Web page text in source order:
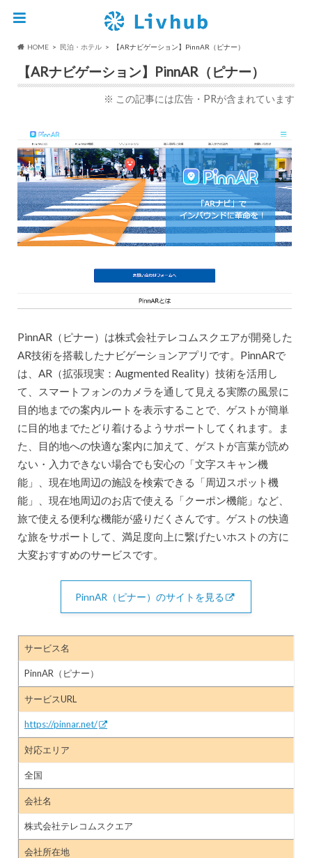
HOME 民泊・ホテル 【ARナビゲーション】PinnAR（ピナー）
【ARナビゲーション】PinnAR（ピナー）
※ この記事には広告・PRが含まれています
PinnAR（ピナー）は株式会社テレコムスクエアが開発した
AR技術を搭載したナビゲーションアプリです。PinnARで
は、AR（拡張現実：Augmented Reality）技術を活用し
て、スマートフォンのカメラを通して見える実際の風景に
目的地までの案内ルートを表示することで、ゲストが簡単
に目的地までたどり着けるようサポートしてくれます。ま
た、目的地への快適な案内に加えて、ゲストが言葉が読め
ない・入力できない場合でも安心の「文字スキャン機
能」、現在地周辺の施設を検索できる「周辺スポット機
能」、現在地周辺のお店で使える「クーポン機能」など、
旅で使える便利な機能が盛りだくさんです。ゲストの快適
な旅をサポートして、満足度向上に繋げたいホストの方に
大変おすすめのサービスです。
PinnAR（ピナー）のサイトを見る
サービス名
PinnAR（ピナー）
サービスURL
https://pinnar.net/
対応エリア
全国
会社名
株式会社テレコムスクエア
会社所在地